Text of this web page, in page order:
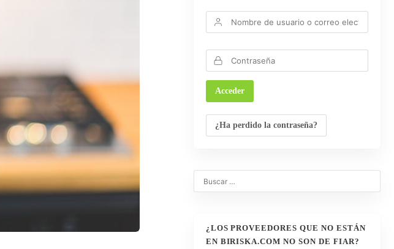
¿Ha perdido la contraseña?
¿LOS PROVEEDORES QUE NO ESTÁN
EN BIRISKA.COM NO SON DE FIAR?